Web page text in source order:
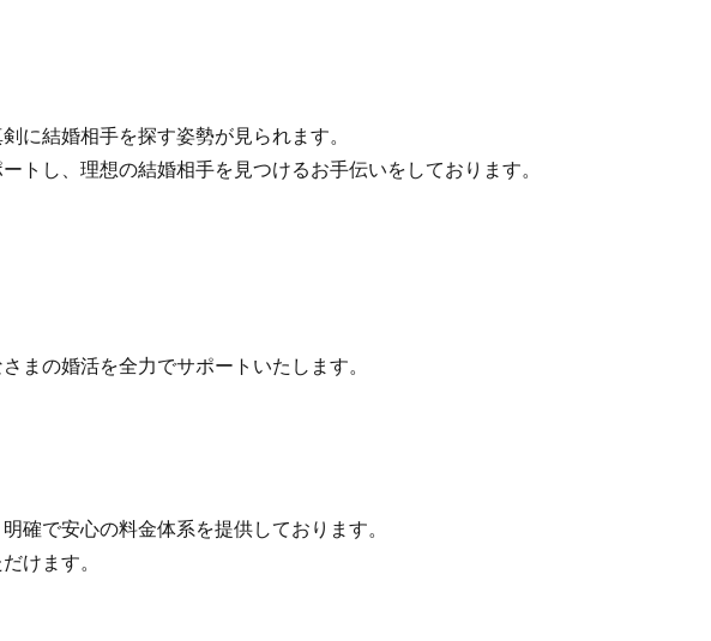
に結婚相手を探す姿勢が見られます。
し、理想の結婚相手を見つけるお手伝いをしております。
の婚活を全力でサポートいたします。
で安心の料金体系を提供しております。
けます。